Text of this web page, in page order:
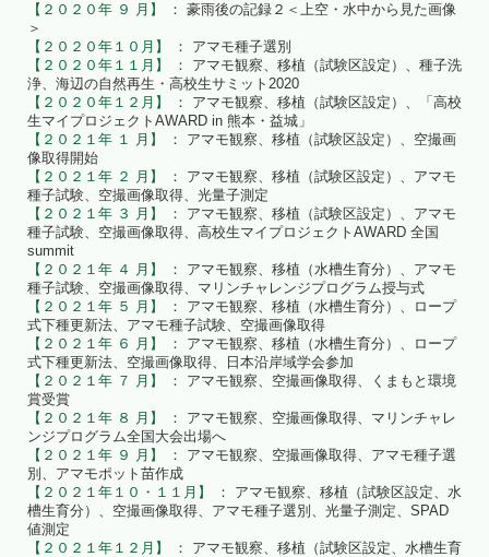
【２０２０年 ９ 月】
： 豪雨後の記録２＜上空・水中から見た画像
＞
【２０２０年１０月】
： アマモ種子選別
【２０２０年１１月】
： アマモ観察、移植（試験区設定）、種子洗
浄、海辺の自然再生・高校生サミット2020
【２０２０年１２月】
： アマモ観察、移植（試験区設定）、「高校
生マイプロジェクトAWARD in 熊本・益城」
【２０２１年 １ 月】
： アマモ観察、移植（試験区設定）、空撮画
像取得開始
【２０２１年 ２ 月】
： アマモ観察、移植（試験区設定）、アマモ
種子試験、空撮画像取得、光量子測定
【２０２１年 ３ 月】
： アマモ観察、移植（試験区設定）、アマモ
種子試験、空撮画像取得、高校生マイプロジェクトAWARD 全国
summit
【２０２１年 ４ 月】
： アマモ観察、移植（水槽生育分）、アマモ
種子試験、空撮画像取得、マリンチャレンジプログラム授与式
【２０２１年 ５ 月】
： アマモ観察、移植（水槽生育分）、ロープ
式下種更新法、アマモ種子試験、空撮画像取得
【２０２１年 ６ 月】
： アマモ観察、移植（水槽生育分）、ロープ
式下種更新法、空撮画像取得、日本沿岸域学会参加
【２０２１年 ７ 月】
： アマモ観察、空撮画像取得、くまもと環境
賞受賞
【２０２１年 ８ 月】
： アマモ観察、空撮画像取得、マリンチャレ
ンジプログラム全国大会出場へ
【２０２１年 ９ 月】
： アマモ観察、空撮画像取得、アマモ種子選
別、アマモポット苗作成
【２０２１年１０・１１月】
： アマモ観察、移植（試験区設定、水
槽生育分）、空撮画像取得、アマモ種子選別、光量子測定、SPAD
値測定
【２０２１年１２月】
： アマモ観察、移植（試験区設定、水槽生育